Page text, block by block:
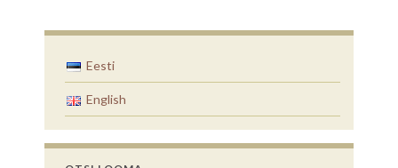
Eesti
English